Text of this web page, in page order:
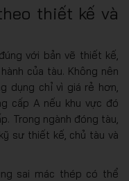
thiết kế và
với bản vẽ thiết kế,
của tàu. Không nên
dụng chỉ vì giá rẻ hơn,
cấp A nếu khu vực đó
Trong ngành đóng tàu,
sư thiết kế, chủ tàu và
sai mác thép có thể